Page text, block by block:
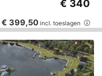
€ 340
€ 399,50 incl. toeslagen